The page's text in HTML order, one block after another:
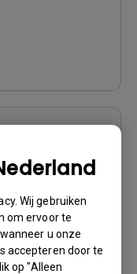
Wij gebruiken
om ervoor te
u onze
accepteren door te
op "Alleen